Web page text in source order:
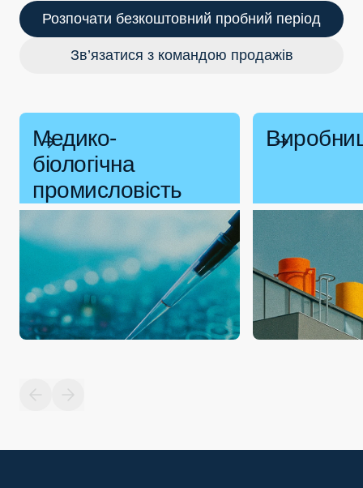
Розпочати безкоштовний пробний період
Зв’язатися з командою продажів
Медико-
біологічна
промисловість